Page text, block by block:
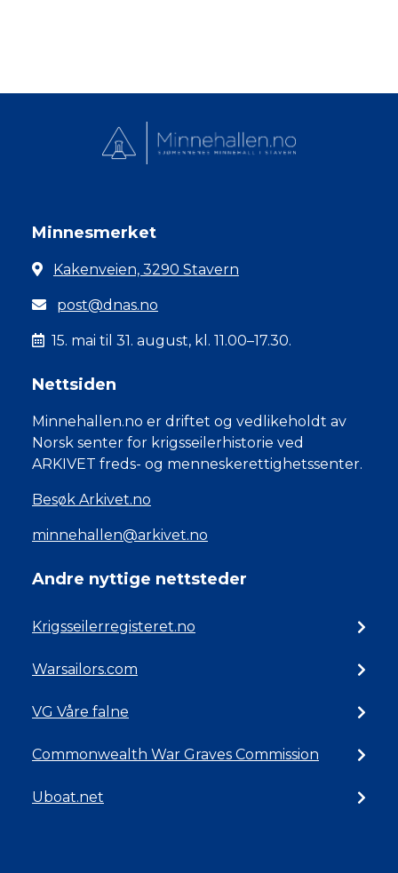
Minnesmerket
Kakenveien, 3290 Stavern
post@dnas.no
15. mai til 31. august, kl. 11.00–17.30.
Nettsiden
Minnehallen.no er driftet og vedlikeholdt av
Norsk senter for krigsseilerhistorie ved
ARKIVET freds- og menneskerettighetssenter.
Besøk Arkivet.no
minnehallen@arkivet.no
Andre nyttige nettsteder
Krigsseilerregisteret.no
Warsailors.com
VG Våre falne
Commonwealth War Graves Commission
Uboat.net